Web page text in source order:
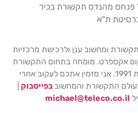
פנחס מהנדס תקשורת בכיר
ת"א
ומחשוב ענן ולרכישת מרכזיות
אקספרט. מומחה בתחום התקשורת
והמחשוב לעסקים מאז שנת 1991. אני מזמין אתכם לעקוב אחרי
התקשורת והמחשוב בפייסבוק
michael@teleco.co.il